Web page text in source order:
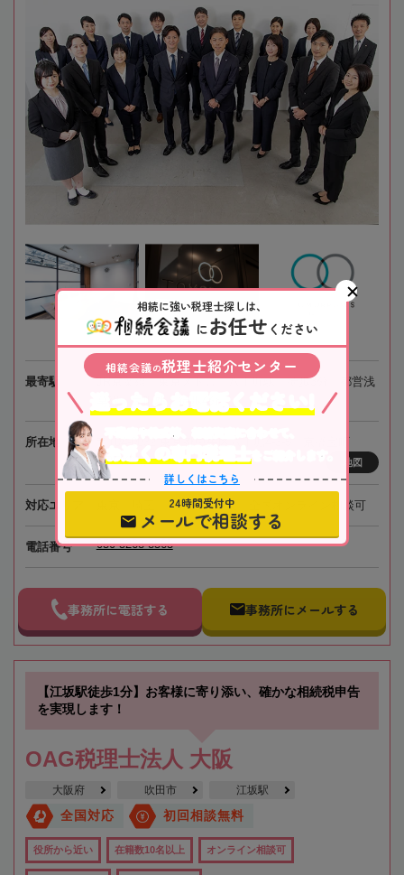
最寄駅
JR京葉線、東京メトロ「八丁堀駅」徒歩3分、都営浅
所在地
〒104-0032 東京都中央区八丁堀4-3-5 京橋宝町
PREX6階
地図
対応エリア 東京、埼玉、神奈川、千葉、全国オンライン相談可
電話番号 050-5268-8565
事務所に電話する 事務所にメールする
【江坂駅徒歩1分】お客様に寄り添い、確かな相続税申告
を実現します！
OAG税理士法人 大阪
大阪府 吹田市 江坂駅
全国対応 初回相談無料
役所から近い 在籍数10名以上 オンライン相談可
相続に強い税理士探しは、
にお任せ ください
相続会議の税理士紹介センター
不動産や株式等、相続資産に合わせて、
お近くの専門税理士
をご紹介します。
詳しくはこちら
24時間受付中
メールで相談する